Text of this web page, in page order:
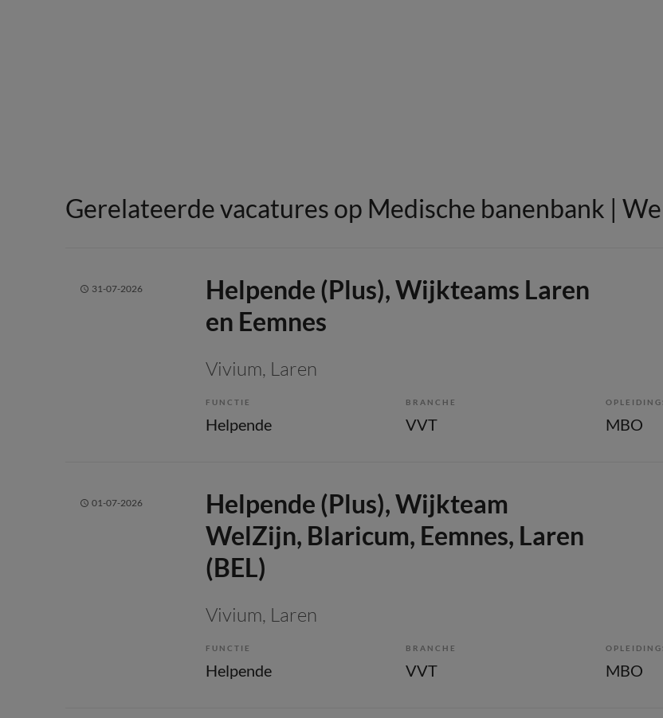
Gerelateerde vacatures op Medische banenbank |
31-07-2026
Helpende (Plus), Wijkteams Laren
en Eemnes
Vivium, Laren
FUNCTIE
Helpende
BRANCHE
VVT MBO
01-07-2026
Helpende (Plus), Wijkteam
WelZijn, Blaricum, Eemnes, Laren
(BEL)
Vivium, Laren
FUNCTIE
Helpende
BRANCHE
VVT MBO